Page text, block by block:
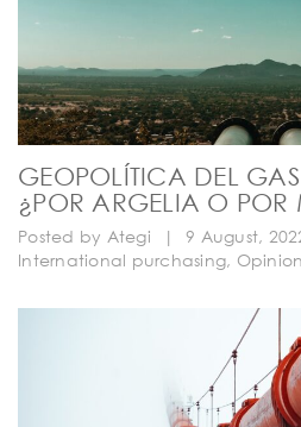
GEOPOLÍTICA DEL
¿POR ARGELIA O POR
Posted by Ategi | 9 August,
International purchasing, Opinion